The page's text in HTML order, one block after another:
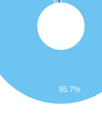
95.7%